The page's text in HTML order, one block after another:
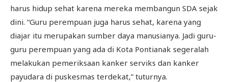
harus hidup sehat karena mereka membangun SDA sejak
dini. “Guru perempuan juga harus sehat, karena yang
diajar itu merupakan sumber daya manusianya. Jadi guru-
guru perempuan yang ada di Kota Pontianak segeralah
melakukan pemeriksaan kanker serviks dan kanker
payudara di puskesmas terdekat,” tuturnya.